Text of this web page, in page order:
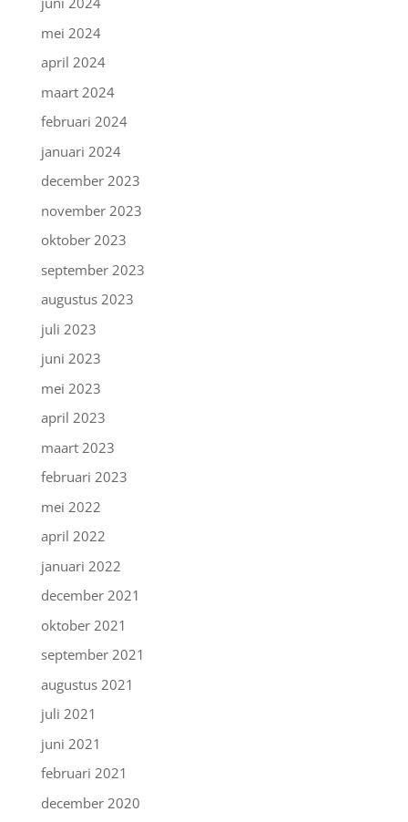
mei 2024
april 2024
maart 2024
februari 2024
januari 2024
december 2023
november 2023
oktober 2023
september 2023
augustus 2023
juli 2023
juni 2023
mei 2023
april 2023
maart 2023
februari 2023
mei 2022
april 2022
januari 2022
december 2021
oktober 2021
september 2021
augustus 2021
juli 2021
juni 2021
februari 2021
december 2020